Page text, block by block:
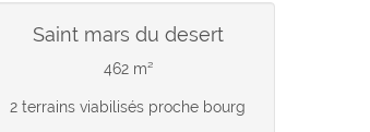
saint mars du desert
462 m²
2 terrains viabilisés proche bourg